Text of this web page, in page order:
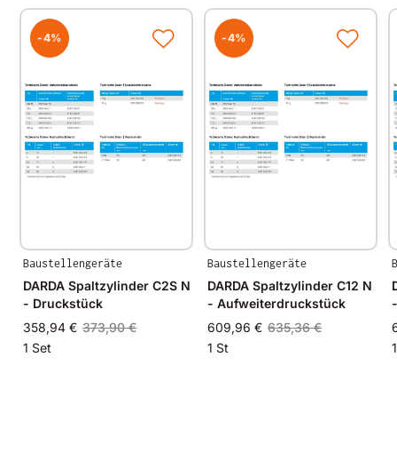
-4%
Baustellengeräte
DARDA Spaltzylinder C2S N
- Druckstück
358,94 € 373,90 €
1 Set
-4%
Baustellengeräte
DARDA Spaltzylinder C12 N
- Aufweiterdruckstück
609,96 € 635,36 €
1 St